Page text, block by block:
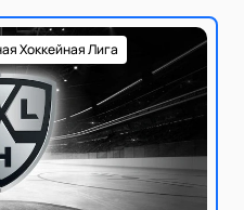
Хоккейная Лига